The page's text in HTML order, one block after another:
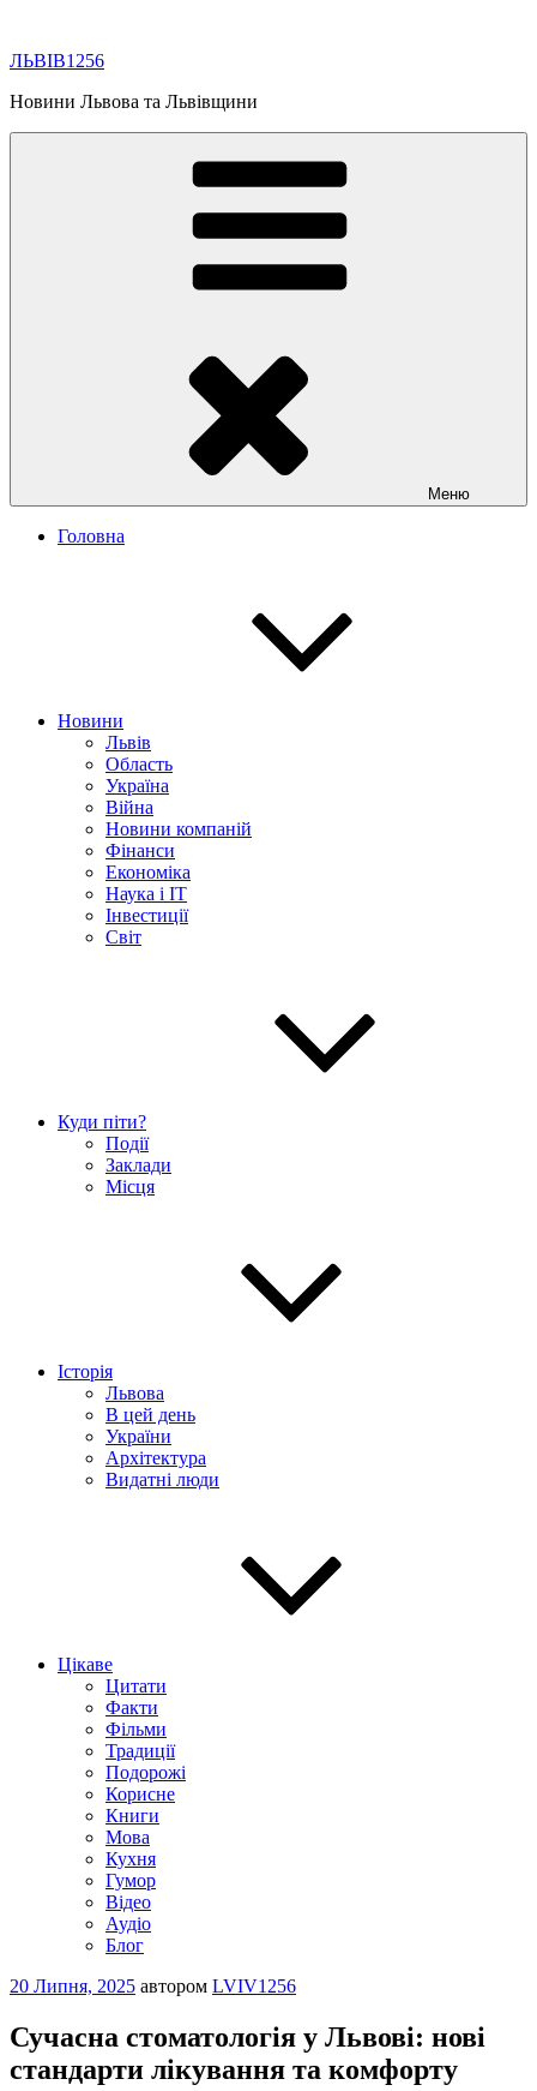
вмісту
ЛЬВІВ1256
Новини Львова та Львівщини
Меню
Головна
Новини
Львів
Область
Україна
Війна
Новини компаній
Фінанси
Економіка
Наука і IT
Інвестиції
Світ
Куди піти?
Події
Заклади
Місця
Історія
Львова
В цей день
України
Архітектура
Видатні люди
Цікаве
Цитати
Факти
Фільми
Традиції
Подорожі
Корисне
Книги
Мова
Кухня
Гумор
Відео
Аудіо
Блог
Опубліковано
20 Липня, 2025 автором LVIV1256
Сучасна стоматологія у Львові: нові
стандарти лікування та комфорту